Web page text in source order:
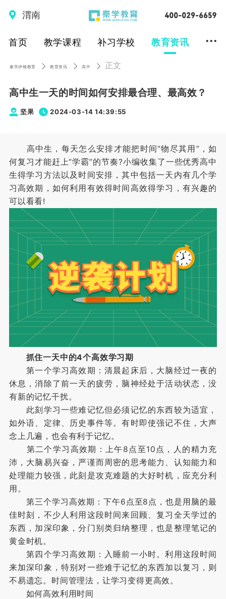
渭南
首页 教学课程 补习学校 教育资讯 ...
秦学伊顿教育 教育资讯 高中 正文
高中生一天的时间如何安排最合理、最高效？
坚果 2024-03-14 14:39:55
高中生，每天怎么安排才能把时间“物尽其用”，如
何复习才能赶上“学霸”的节奏?小编收集了一些优秀高中
生得学习方法以及时间安排，其中包括一天内有几个学
习高效期，如何利用有效得时间高效得学习，有兴趣的
可以看看!
抓住一天中的4个高效学习期
第一个学习高效期：清晨起床后，大脑经过一夜的
休息，消除了前一天的疲劳，脑神经处于活动状态，没
有新的记忆干扰。
此刻学习一些难记忆但必须记忆的东西较为适宜，
如外语、定律、历史事件等。有时即使强记不住，大声
念上几遍，也会有利于记忆。
第二个学习高效期：上午8点至10点，人的精力充
沛，大脑易兴奋，严谨而周密的思考能力、认知能力和
处理能力较强，此刻是攻克难题的大好时机，应充分利
用。
第三个学习高效期：下午6点至8点，也是用脑的最
佳时刻，不少人利用这段时间来回顾、复习全天学过的
东西，加深印象，分门别类归纳整理，也是整理笔记的
黄金时机。
第四个学习高效期：入睡前一小时。利用这段时间
来加深印象，特别对一些难于记忆的东西加以复习，则
不易遗忘。时间管理法，让学习变得更高效。
如何高效利用时间